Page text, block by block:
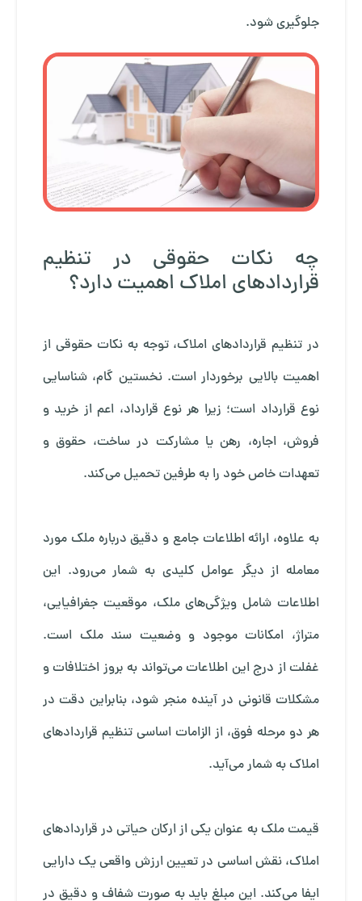
جلوگیری شود.
چه نکات حقوقی در تنظیم
قراردادهای املاک اهمیت دارد؟
در تنظیم قراردادهای املاک، توجه به نکات حقوقی از
اهمیت بالایی برخوردار است. نخستین گام، شناسایی
نوع قرارداد است؛ زیرا هر نوع قرارداد، اعم از خرید و
فروش، اجاره، رهن یا مشارکت در ساخت، حقوق و
تعهدات خاص خود را به طرفین تحمیل می‌کند.
به علاوه، ارائه اطلاعات جامع و دقیق درباره ملک مورد
معامله از دیگر عوامل کلیدی به شمار می‌رود. این
اطلاعات شامل ویژگی‌های ملک، موقعیت جغرافیایی،
متراژ، امکانات موجود و وضعیت سند ملک است.
غفلت از درج این اطلاعات می‌تواند به بروز اختلافات و
مشکلات قانونی در آینده منجر شود، بنابراین دقت در
هر دو مرحله فوق، از الزامات اساسی تنظیم قراردادهای
املاک به شمار می‌آید.
قیمت ملک به عنوان یکی از ارکان حیاتی در قراردادهای
املاک، نقش اساسی در تعیین ارزش واقعی یک دارایی
ایفا می‌کند. این مبلغ باید به صورت شفاف و دقیق در